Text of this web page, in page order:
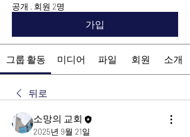
공개 · 회원 2명
가입
그룹 활동 미디어 파일 회원 소개
뒤로
소망의 교회
2025년 9월 21일